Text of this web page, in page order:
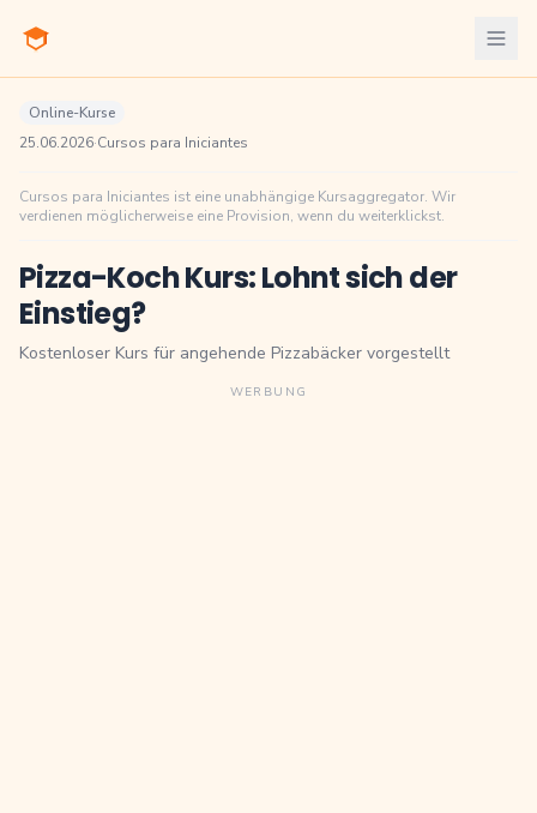
Online-Kurse
25.06.2026·Cursos para Iniciantes
Cursos para Iniciantes ist eine unabhängige Kursaggregator. Wir
verdienen möglicherweise eine Provision, wenn du weiterklickst.
Pizza-Koch Kurs: Lohnt sich der
Einstieg?
Kostenloser Kurs für angehende Pizzabäcker vorgestellt
WERBUNG